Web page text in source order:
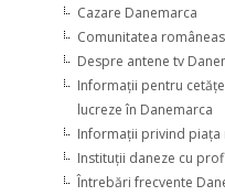
Cazare Danemarca
Comunitatea
Despre antene tv
Informaţii pentru
lucreze în Danemarca
Informaţii privind piaţa
Instituţii daneze cu
Întrebări frecvente